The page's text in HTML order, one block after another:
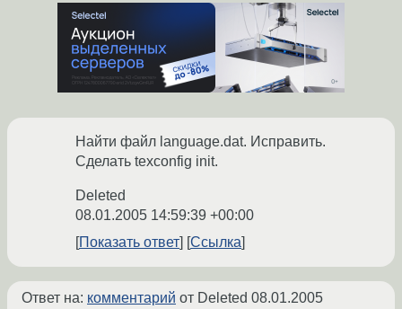
Найти файл language.dat. Исправить.
Сделать texconfig init.
Deleted
08.01.2005 14:59:39 +00:00
Показать ответ
Ссылка
Ответ на: комментарий от Deleted 08.01.2005